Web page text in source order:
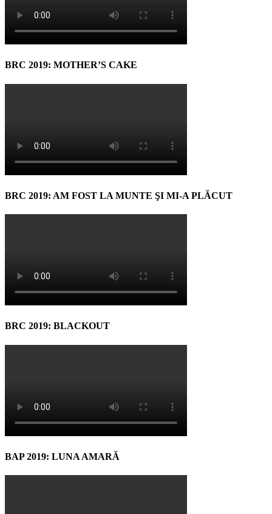
BRC 2019: MOTHER’S CAKE
BRC 2019: AM FOST LA MUNTE ŞI MI-A PLĂCUT
BRC 2019: BLACKOUT
BAP 2019: LUNA AMARĂ